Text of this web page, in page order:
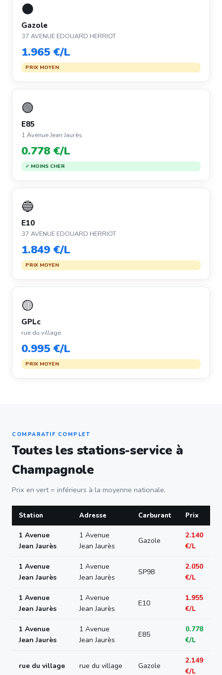
⚫
Gazole
37 AVENUE EDOUARD HERRIOT
1.965 €/L
PRIX MOYEN
🟢
E85
1 Avenue Jean Jaurès
0.778 €/L
✓ MOINS CHER
🔵
E10
37 AVENUE EDOUARD HERRIOT
1.849 €/L
PRIX MOYEN
🟡
GPLc
rue du village
0.995 €/L
PRIX MOYEN
COMPARATIF COMPLET
Toutes les stations-service à
Champagnole
Prix en vert = inférieurs à la moyenne nationale.
Station Adresse Carburant Prix
1 Avenue
Jean Jaurès
1 Avenue
Jean Jaurès
Gazole
2.140
€/L
1 Avenue
Jean Jaurès
1 Avenue
Jean Jaurès
SP98
2.050
€/L
1 Avenue
Jean Jaurès
1 Avenue
Jean Jaurès
E10
1.955
€/L
1 Avenue
Jean Jaurès
1 Avenue
Jean Jaurès
E85
0.778
€/L
rue du village rue du village Gazole
2.149
€/L